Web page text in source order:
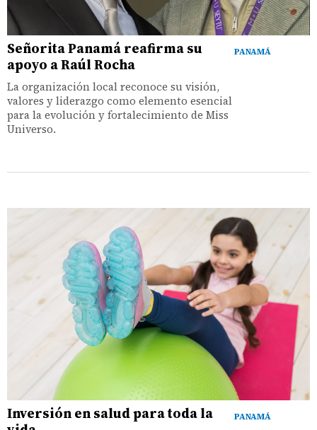
PANAMÁ
Señorita Panamá reafirma su
apoyo a Raúl Rocha
La organización local reconoce su visión,
valores y liderazgo como elemento esencial
para la evolución y fortalecimiento de Miss
Universo.
PANAMÁ
Inversión en salud para toda la